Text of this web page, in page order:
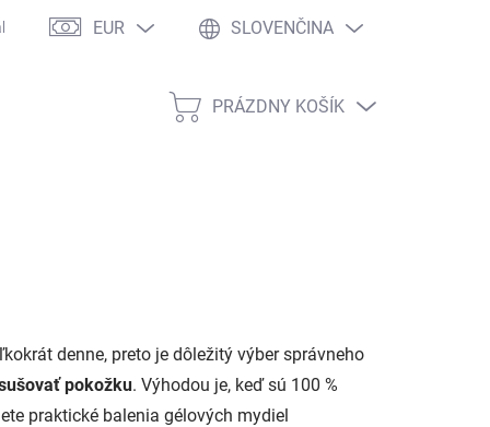
zľavy Veľkoobchodná spolupráca Copyright
EUR SLOVENČINA
NÁKUPNÝ
PRÁZDNY KOŠÍK
denne, preto je dôležitý výber správneho
pokožku. Výhodou je, keď sú 100 %
praktické balenia gélových mydiel